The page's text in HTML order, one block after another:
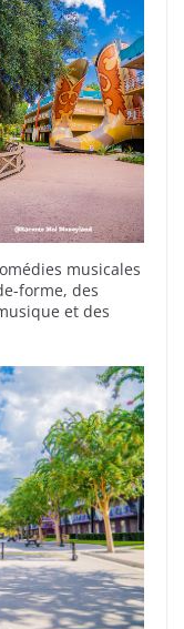
musicales
forme, des
et des